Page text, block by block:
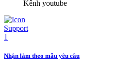
Kênh youtube
Nhận làm theo mẫu yêu cầu